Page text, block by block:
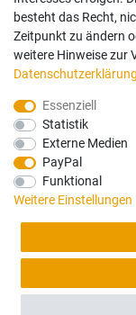
besteht das Recht,
Zeitpunkt zu ändern
weitere Hinweise zur
Daten­schutz­erklärung
Essenziell
Statistik
Externe Medien
PayPal
Funktional
Weitere Einstellungen